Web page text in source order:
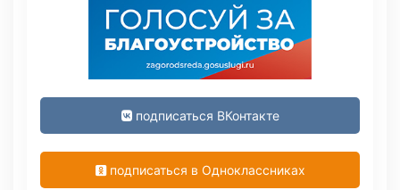
подписаться ВКонтакте
подписаться в Одноклассниках